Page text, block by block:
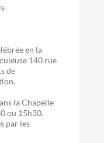
en la
140 rue
de
la Chapelle
ou 15h30.
par les